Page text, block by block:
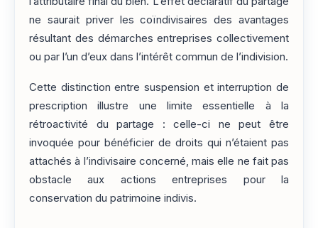
ne saurait priver les coïndivisaires des avantages
résultant des démarches entreprises collectivement
ou par l’un d’eux dans l’intérêt commun de l’indivision.
Cette distinction entre suspension et interruption de
prescription illustre une limite essentielle à la
rétroactivité du partage : celle-ci ne peut être
invoquée pour bénéficier de droits qui n’étaient pas
attachés à l’indivisaire concerné, mais elle ne fait pas
obstacle aux actions entreprises pour la
conservation du patrimoine indivis.